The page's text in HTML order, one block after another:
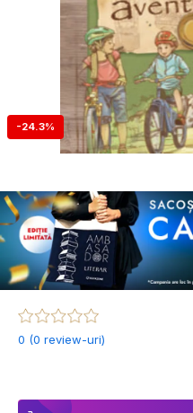
-24.3%
0 (0 review-uri)